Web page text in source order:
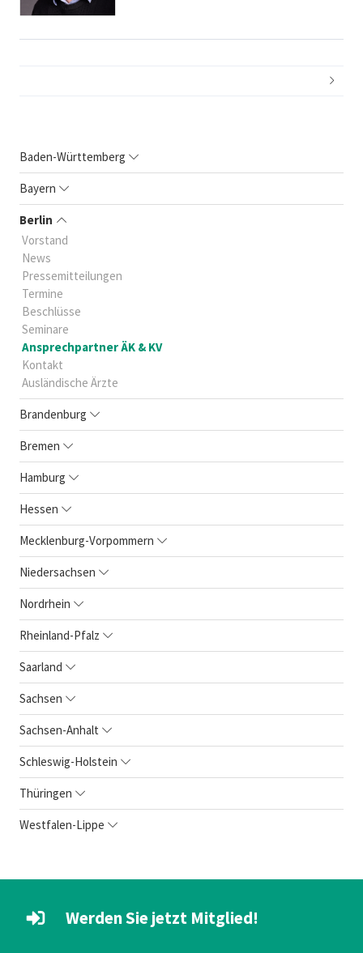
Baden-Württemberg
Bayern
Berlin
Vorstand
News
Pressemitteilungen
Termine
Beschlüsse
Seminare
Ansprechpartner ÄK & KV
Kontakt
Ausländische Ärzte
Brandenburg
Bremen
Hamburg
Hessen
Mecklenburg-Vorpommern
Niedersachsen
Nordrhein
Rheinland-Pfalz
Saarland
Sachsen
Sachsen-Anhalt
Schleswig-Holstein
Thüringen
Westfalen-Lippe
Werden Sie jetzt Mitglied!